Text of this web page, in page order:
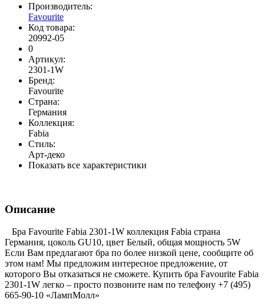
Производитель:
Favourite
Код товара:
20992-05
0
Артикул:
2301-1W
Бренд:
Favourite
Страна:
Германия
Коллекция:
Fabia
Стиль:
Арт-деко
Показать все характеристики
Описание
Бра Favourite Fabia 2301-1W коллекция Fabia страна
Германия, цоколь GU10, цвет Белый, общая мощность 5W
Если Вам предлагают бра по более низкой цене, сообщите об
этом нам! Мы предложим интересное предложение, от
которого Вы отказаться не сможете. Купить бра Favourite Fabia
2301-1W легко – просто позвоните нам по телефону +7 (495)
665-90-10 «ЛампМолл»